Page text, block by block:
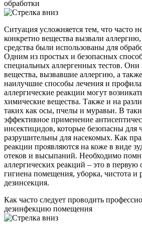
обработки
Ситуация усложняется тем, что часто
конкретно вещества вызвали
средства были использованы для
Одним из простых и безопасных
специальных аллергенных тестов. Они
вещества, вызвавшие аллергию, а
наилучшие способы лечения и
аллергические реакции могут
химические вещества. Также и на
таких как осы, пчелы и муравьи. В
эффективное применение
инсектицидов, которые безопасны для
разрушительны для насекомых. Как
реакции проявляются на коже в виде
отеков и высыпаний. Необходимо
аллергических реакций – это в первую
гигиена помещения, уборка, чистота и
дезинсекция.
Как часто следует проводить
дезинфекцию помещения